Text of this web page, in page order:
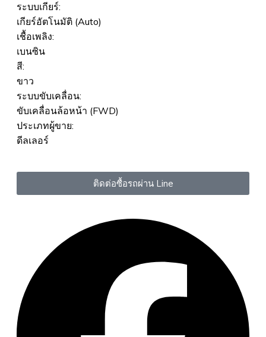
ระบบเกียร์:
เกียร์อัตโนมัติ (Auto)
เชื้อเพลิง:
เบนซิน
สี:
ขาว
ระบบขับเคลื่อน:
ขับเคลื่อนล้อหน้า (FWD)
ประเภทผู้ขาย:
ดีลเลอร์
ติดต่อซื้อรถผ่าน Line